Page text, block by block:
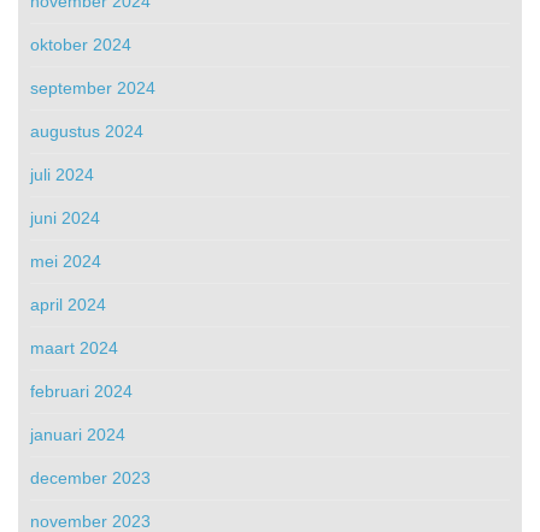
oktober 2024
september 2024
augustus 2024
juli 2024
juni 2024
mei 2024
april 2024
maart 2024
februari 2024
januari 2024
december 2023
november 2023